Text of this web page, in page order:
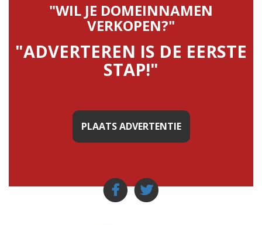
"WIL JE DOMEINNAMEN
VERKOPEN?"
"ADVERTEREN IS DE EERSTE
STAP!"
PLAATS ADVERTENTIE